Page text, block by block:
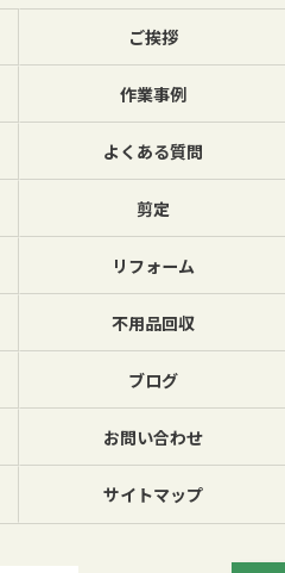
ご挨拶
作業事例
よくある質問
剪定
リフォーム
不用品回収
ブログ
お問い合わせ
サイトマップ